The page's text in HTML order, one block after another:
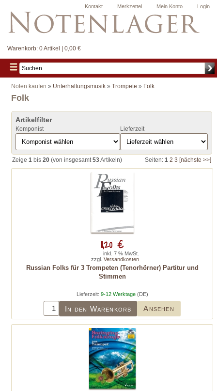
Login
Mein Konto
Merkzettel
Kontakt
Warenkorb: 0 Artikel | 0,00 €
Noten kaufen » Unterhaltungsmusik » Trompete » Folk
Folk
Artikelfilter
Komponist Lieferzeit
Zeige 1 bis 20 (von insgesamt53Artikeln) Seiten: 1 2 3 [nächste >>]
Russian Folks für 3 Trompeten (Tenorhörner) Partitur und
Stimmen
Lieferzeit: 9-12 Werktage(DE)
In den Warenkorb Ansehen
11,20 €
inkl. 7 % MwSt.
zzgl. Versandkosten